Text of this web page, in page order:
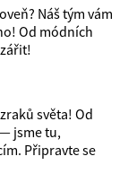
Náš tým vám
Od módních
světa! Od
jsme tu,
Připravte se